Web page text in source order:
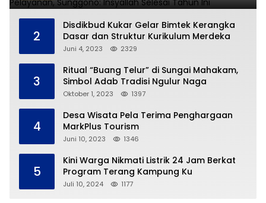
2
Disdikbud Kukar Gelar Bimtek Kerangka
Dasar dan Struktur Kurikulum Merdeka
Juni 4, 2023 2329
3
Ritual “Buang Telur” di Sungai Mahakam,
Simbol Adab Tradisi Ngulur Naga
Oktober 1, 2023 1397
4
Desa Wisata Pela Terima Penghargaan
MarkPlus Tourism
Juni 10, 2023 1346
5
Kini Warga Nikmati Listrik 24 Jam Berkat
Program Terang Kampung Ku
Juli 10, 2024 1177